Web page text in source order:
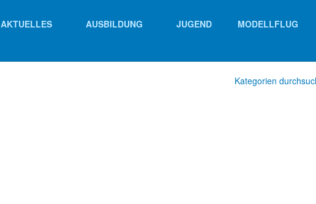
AKTUELLES AUSBILDUNG JUGEND MODELLFLUG
Kategorien